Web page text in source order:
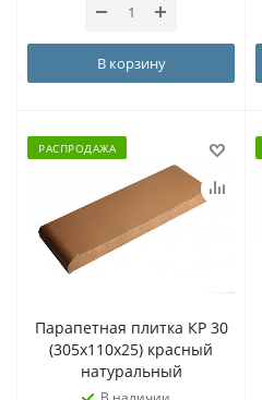
В корзину
РАСПРОДАЖА
Парапетная плитка КР 30
(305х110х25) красный
натуральный